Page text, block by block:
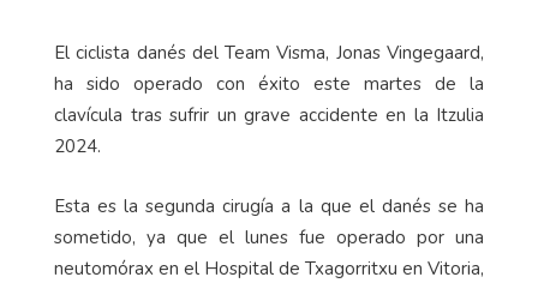
El ciclista danés del Team Visma, Jonas Vingegaard,
ha sido operado con éxito este martes de la
clavícula tras sufrir un grave accidente en la Itzulia
2024.
Esta es la segunda cirugía a la que el danés se ha
sometido, ya que el lunes fue operado por una
neutomórax en el Hospital de Txagorritxu en Vitoria,